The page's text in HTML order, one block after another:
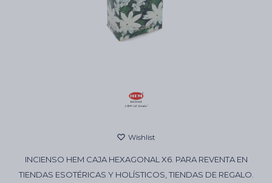
INCIENSO HEM CAJA HEXAGONAL X6. PARA REVENTA EN
TIENDAS ESOTÉRICAS Y HOLÍSTICOS, TIENDAS DE REGALO.
Aromatizantes de ambientes